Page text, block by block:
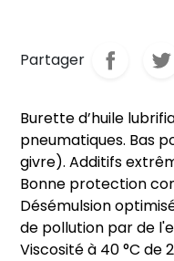
Partager
Burette d’huile
pneumatiques. Bas
givre). Additifs
Bonne protection
Désémulsion
de pollution par de
Viscosité à 40 °C de